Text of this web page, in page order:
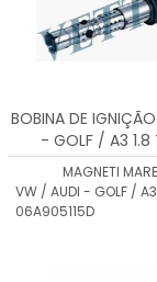
BOBINA DE
- GOLF / A3 1.8
06A905115D -
MAGNETI
VW / AUDI - GOLF /
06A905115D